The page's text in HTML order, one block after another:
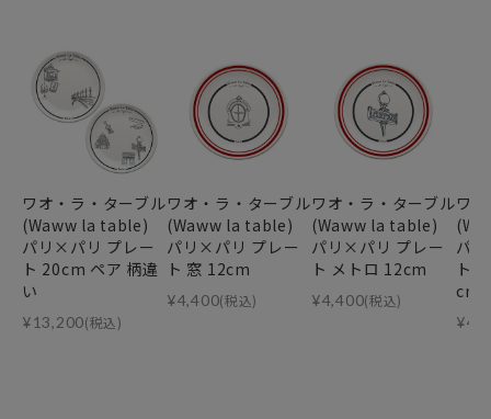
ワオ・ラ・ターブル
(Waww la table)
パリ×パリ プレー
ト 20cm ペア 柄違
い
¥13,200(税込)
ワオ・ラ・ターブル
(Waww la table)
パリ×パリ プレー
ト 窓 12cm
¥4,400(税込)
ワオ・ラ・ターブル
(Waww la table)
パリ×パリ プレー
ト メトロ 12cm
¥4,400(税込)
ワ
パ
ト
cm
¥